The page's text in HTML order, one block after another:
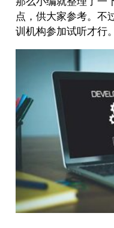
点，供大家参考。不
训机构参加试听才行。